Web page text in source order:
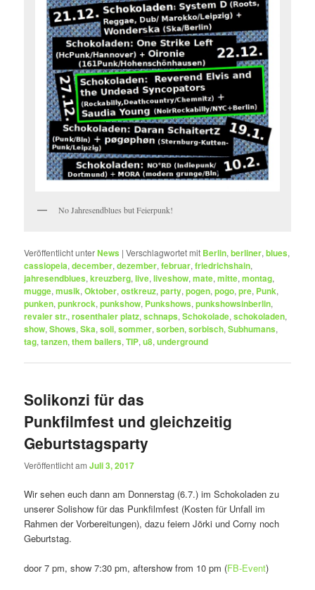
No Jahresendblues but Feierpunk!
Veröffentlicht unterNews |Verschlagwortet mit Berlin,berliner,blues,
cassiopeia,december,dezember,februar,friedrichshain,
jahresendblues,kreuzberg,live,liveshow,mate,mitte,montag,
mugge,musik,Oktober,ostkreuz,party,pogen,pogo,pre, Punk,
punken,punkrock,punkshow, Punkshows,punkshowsinberlin,
revaler str.,rosenthaler platz,schnaps,Schokolade,schokoladen,
show,Shows,Ska,soli,sommer,sorben,sorbisch,Subhumans,
tag,tanzen,them bailers,TIP,u8,underground
Solikonzi für das
Punkfilmfest und gleichzeitig
Geburtstagsparty
Veröffentlicht amJuli 3, 2017
Wir sehen euch dann am Donnerstag (6.7.) im Schokoladen zu
unserer Solishow für das Punkfilmfest (Kosten für Unfall im
Rahmen der Vorbereitungen), dazu feiern Jörki und Corny noch
Geburtstag.
door 7 pm, show 7:30 pm, aftershow from 10 pm (FB-Event)